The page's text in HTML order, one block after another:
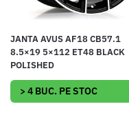
JANTA AVUS AF18 CB57.1
8.5×19 5×112 ET48 BLACK
POLISHED
> 4 BUC. PE STOC